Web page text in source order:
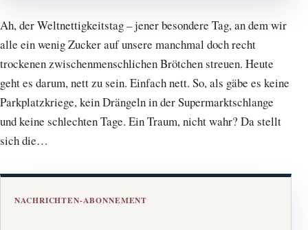
Ah, der Weltnettigkeitstag – jener besondere Tag, an dem wir
alle ein wenig Zucker auf unsere manchmal doch recht
trockenen zwischenmenschlichen Brötchen streuen. Heute
geht es darum, nett zu sein. Einfach nett. So, als gäbe es keine
Parkplatzkriege, kein Drängeln in der Supermarktschlange
und keine schlechten Tage. Ein Traum, nicht wahr? Da stellt
sich die…
NACHRICHTEN-ABONNEMENT